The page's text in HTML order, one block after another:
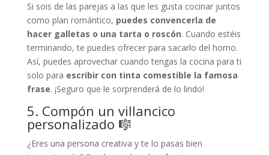
Si sois de las parejas a las que les gusta cocinar juntos
como plan romántico, puedes convencerla de
hacer galletas o una tarta o roscón. Cuando estéis
terminando, te puedes ofrecer para sacarlo del horno.
Así, puedes aprovechar cuando tengas la cocina para ti
solo para escribir con tinta comestible la famosa
frase. ¡Seguro que le sorprenderá de lo lindo!
5. Compón un villancico
personalizado 🎼
¿Eres una persona creativa y te lo pasas bien